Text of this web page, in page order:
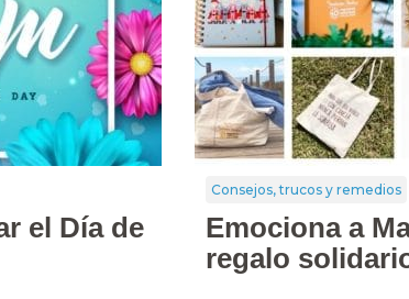
el Día de
Consejos, trucos y remedios
Emociona a
regalo